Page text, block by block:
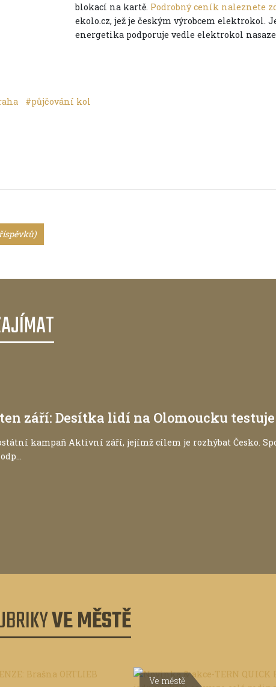
blokací na kartě. Podrobný ceník naleznete
ekolo.cz, jež je českým výrobcem
energetika podporuje vedle elektrokol
#půjčování kol
září: Desítka lidí na Olomoucku
kampaň Aktivní září, jejímž cílem je rozhýbat Česko.
VE MĚSTĚ
Ve městě